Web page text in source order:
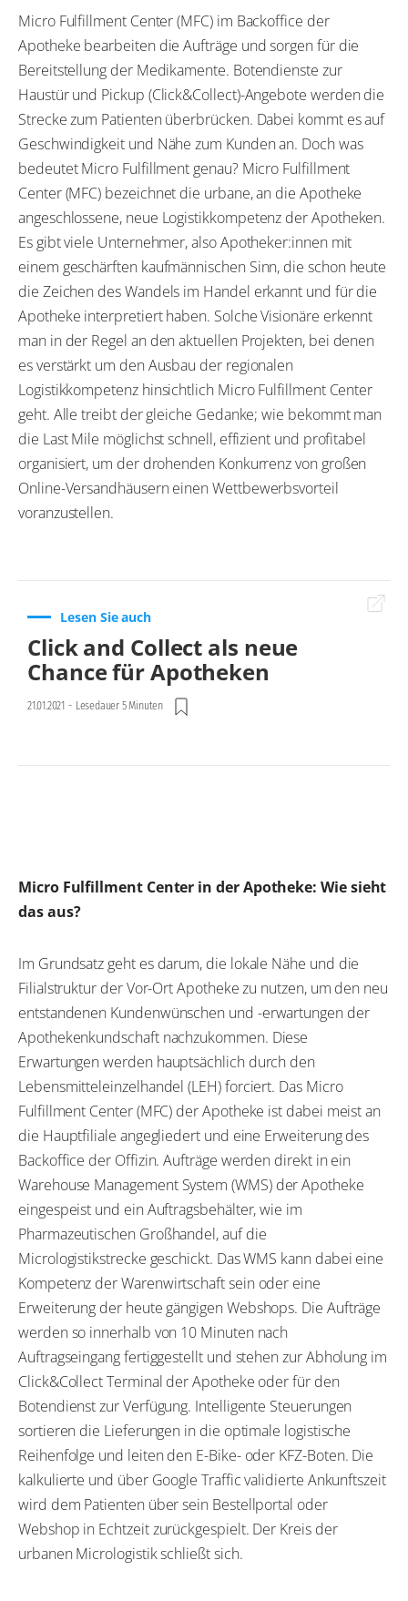
Micro Fulfillment Center (MFC) im Backoffice der
Apotheke bearbeiten die Aufträge und sorgen für die
Bereitstellung der Medikamente. Botendienste zur
Haustür und Pickup (Click&Collect)-Angebote werden die
Strecke zum Patienten überbrücken. Dabei kommt es auf
Geschwindigkeit und Nähe zum Kunden an. Doch was
bedeutet Micro Fulfillment genau? Micro Fulfillment
Center (MFC) bezeichnet die urbane, an die Apotheke
angeschlossene, neue Logistikkompetenz der Apotheken.
Es gibt viele Unternehmer, also Apotheker:innen mit
einem geschärften kaufmännischen Sinn, die schon heute
die Zeichen des Wandels im Handel erkannt und für die
Apotheke interpretiert haben. Solche Visionäre erkennt
man in der Regel an den aktuellen Projekten, bei denen
es verstärkt um den Ausbau der regionalen
Logistikkompetenz hinsichtlich Micro Fulfillment Center
geht. Alle treibt der gleiche Gedanke; wie bekommt man
die Last Mile möglichst schnell, effizient und profitabel
organisiert, um der drohenden Konkurrenz von großen
Online-Versandhäusern einen Wettbewerbsvorteil
voranzustellen.
Lesen Sie auch
Click and Collect als neue
Chance für Apotheken
21.01.2021 - Lesedauer 5 Minuten
Micro Fulfillment Center in der Apotheke: Wie sieht
das aus?
Im Grundsatz geht es darum, die lokale Nähe und die
Filialstruktur der Vor-Ort Apotheke zu nutzen, um den neu
entstandenen Kundenwünschen und -erwartungen der
Apothekenkundschaft nachzukommen. Diese
Erwartungen werden hauptsächlich durch den
Lebensmitteleinzelhandel (LEH) forciert. Das Micro
Fulfillment Center (MFC) der Apotheke ist dabei meist an
die Hauptfiliale angegliedert und eine Erweiterung des
Backoffice der Offizin. Aufträge werden direkt in ein
Warehouse Management System (WMS) der Apotheke
eingespeist und ein Auftragsbehälter, wie im
Pharmazeutischen Großhandel, auf die
Micrologistikstrecke geschickt. Das WMS kann dabei eine
Kompetenz der Warenwirtschaft sein oder eine
Erweiterung der heute gängigen Webshops. Die Aufträge
werden so innerhalb von 10 Minuten nach
Auftragseingang fertiggestellt und stehen zur Abholung im
Click&Collect Terminal der Apotheke oder für den
Botendienst zur Verfügung. Intelligente Steuerungen
sortieren die Lieferungen in die optimale logistische
Reihenfolge und leiten den E-Bike- oder KFZ-Boten. Die
kalkulierte und über Google Traffic validierte Ankunftszeit
wird dem Patienten über sein Bestellportal oder
Webshop in Echtzeit zurückgespielt. Der Kreis der
urbanen Micrologistik schließt sich.